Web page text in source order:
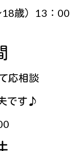
歳）13：00
応相談
です♪